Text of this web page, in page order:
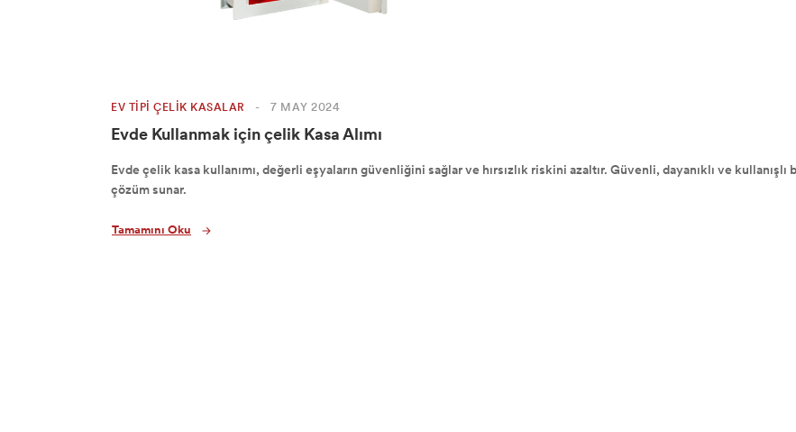
EV TIPI ÇELIK KASALAR - 7 MAY 2024
Evde Kullanmak için çelik Kasa Alımı
Evde çelik kasa kullanımı, değerli eşyaların güvenliğini sağlar ve hırsızlık riskini azaltır. Güvenli, dayanıklı ve kullanışlı
çözüm sunar.
Tamamını Oku